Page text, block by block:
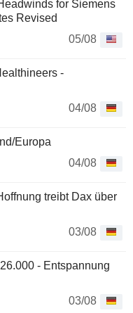
for Siemens
Revised
05/08
-
04/08
Europa
04/08
treibt Dax über
03/08
- Entspannung
03/08